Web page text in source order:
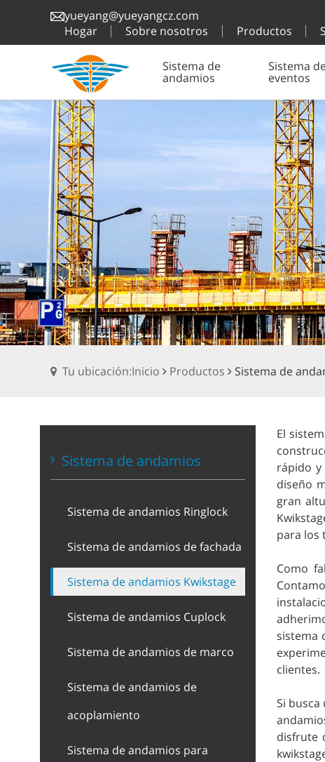
yueyang@yueyangcz.com
Hogar
Sobre nosotros Productos
Sistema de
andamios
Sistema
eventos
Tu ubicación:Inicio Productos Sistema de
Sistema de andamios
Sistema de andamios Ringlock
Sistema de andamios de fachada
Sistema de andamios Kwikstage
Sistema de andamios Cuplock
Sistema de andamios de marco
Sistema de andamios de
acoplamiento
Sistema de andamios para
El
rápido
diseño
gran
para los
Como
sistema
clientes.
Si
disfrute